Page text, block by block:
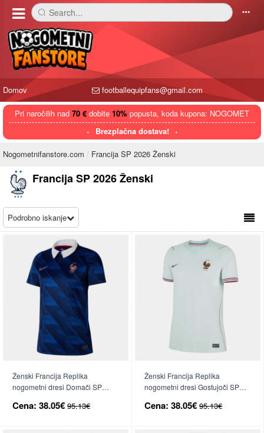
󰅼 Search... 󰄒
Domov footballequipfans@gmail.com
Pri naročilih nad 70 € dobite 10% popusta, koda kupona: NOGOMET
Brezplačna dostava!
Nogometnifanstore.com Francija SP 2026 Ženski
Francija SP 2026 Ženski
Podrobno iskanje
Ženski Francija Replika
nogometni dresi Domači SP
Cena: 38.05€ 95.13€
Ženski Francija Replika
nogometni dresi Gostujoči SP
Cena: 38.05€ 95.13€